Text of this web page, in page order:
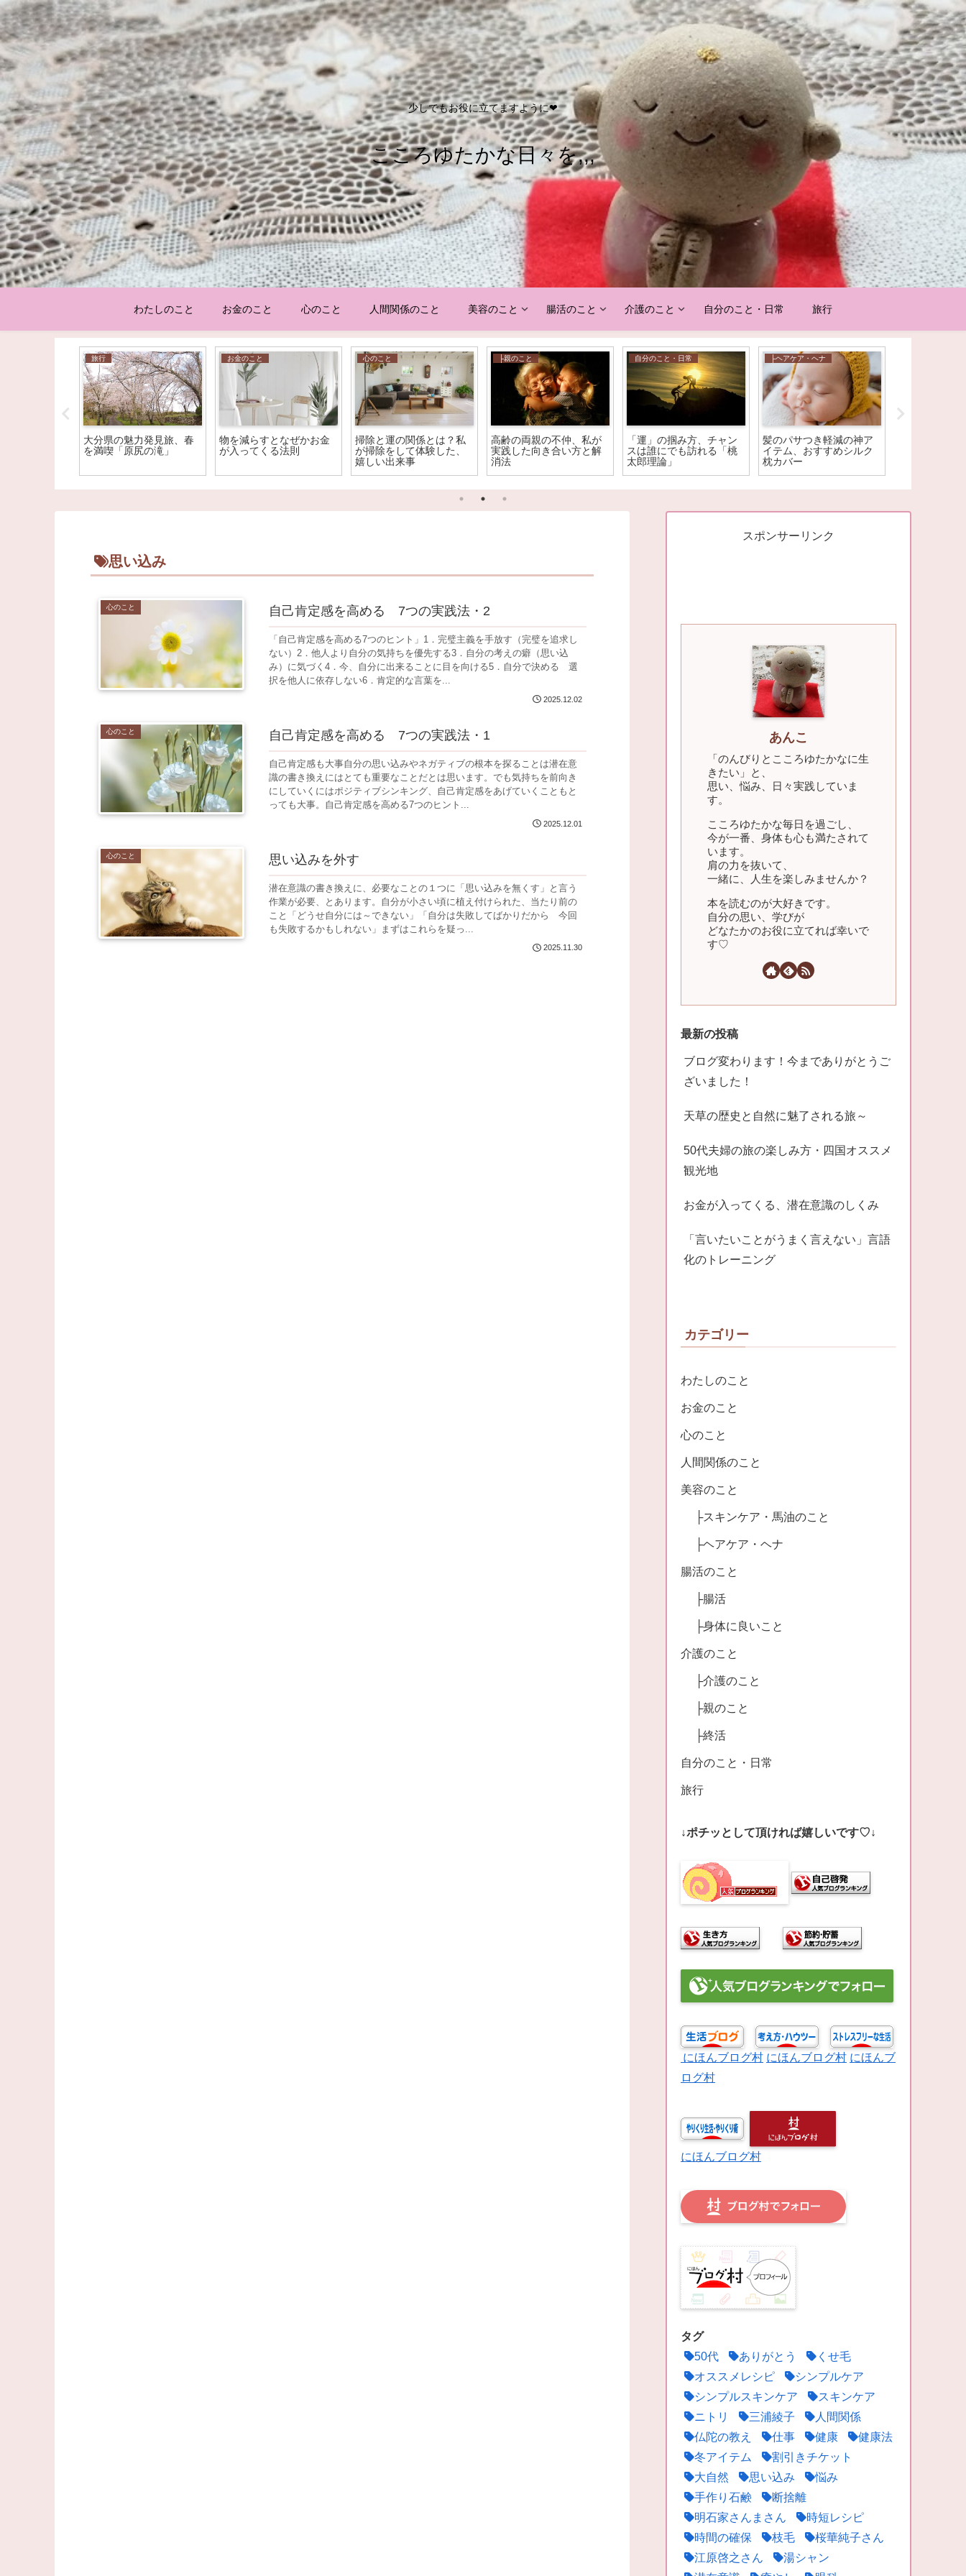
少しでもお役に立てますように❤
こころゆたかな日々を,,,
わたしのこと お金のこと 心のこと 人間関係のこと 美容のこと 腸活のこと 介護のこと 自分のこと・日常 旅行
旅行
大分県の魅力発見旅、春
を満喫「原尻の滝」
お金のこと
物を減らすとなぜかお金
が入ってくる法則
心のこと
掃除と運の関係とは？私
が掃除をして体験した、
嬉しい出来事
├親のこと
高齢の両親の不仲、私が
実践した向き合い方と解
消法
自分のこと・日常
「運」の掴み方、チャン
スは誰にでも訪れる「桃
太郎理論」
├ヘアケア・ヘナ
髪のパサつき軽減の神ア
イテム、おすすめシルク
枕カバー
思い込み
心のこと 自己肯定感を高める 7つの実践法・2
「自己肯定感を高める7つのヒント」1．完璧主義を手放す（完璧を追求し
ない）2．他人より自分の気持ちを優先する3．自分の考えの癖（思い込
み）に気づく4．今、自分に出来ることに目を向ける5．自分で決める 選
択を他人に依存しない6．肯定的な言葉を...
2025.12.02
心のこと 自己肯定感を高める 7つの実践法・1
自己肯定感も大事自分の思い込みやネガティブの根本を探ることは潜在意
識の書き換えにはとても重要なことだとは思います。でも気持ちを前向き
にしていくにはポジティブシンキング、自己肯定感をあげていくこともと
っても大事。自己肯定感を高める7つのヒント...
2025.12.01
心のこと 思い込みを外す
潜在意識の書き換えに、必要なことの１つに「思い込みを無くす」と言う
作業が必要、とあります。自分が小さい頃に植え付けられた、当たり前の
こと「どうせ自分には～できない」「自分は失敗してばかりだから 今回
も失敗するかもしれない」まずはこれらを疑っ...
2025.11.30
スポンサーリンク
あんこ
「のんびりとこころゆたかなに生
きたい」と、
思い、悩み、日々実践していま
す。
こころゆたかな毎日を過ごし、
今が一番、身体も心も満たされて
います。
肩の力を抜いて、
一緒に、人生を楽しみませんか？
本を読むのが大好きです。
自分の思い、学びが
どなたかのお役に立てれば幸いで
す♡
最新の投稿
ブログ変わります！今までありがとうご
ざいました！
天草の歴史と自然に魅了される旅～
50代夫婦の旅の楽しみ方・四国オススメ
観光地
お金が入ってくる、潜在意識のしくみ
「言いたいことがうまく言えない」言語
化のトレーニング
カテゴリー
わたしのこと
お金のこと
心のこと
人間関係のこと
美容のこと
├スキンケア・馬油のこと
├ヘアケア・ヘナ
腸活のこと
├腸活
├身体に良いこと
介護のこと
├介護のこと
├親のこと
├終活
自分のこと・日常
旅行
↓ポチッとして頂ければ嬉しいです♡↓
にほんブログ村 にほんブログ村 にほんブ
ログ村
にほんブログ村
タグ
50代
ありがとう
くせ毛
オススメレシピ
シンプルケア
シンプルスキンケア
スキンケア
ニトリ
三浦綾子
人間関係
仏陀の教え
仕事 健康
健康法
冬アイテム
割引きチケット
大自然
思い込み
悩み
手作り石鹸
断捨離
明石家さんまさん
時短レシピ
時間の確保
枝毛
桜華純子さん
江原啓之さん
湯シャン